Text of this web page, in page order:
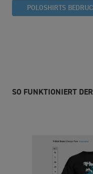
POLOSHIRTS
SO FUNKTIONIERT